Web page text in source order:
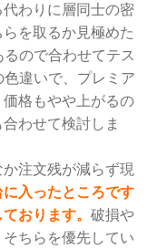
わりに層同士の密
を取るか見極めた
ので合わせてテス
色違いで、プレミア
格もやや上がるの
わせて検討しま
注文残が減らず現
に入ったところです
おります。 破損や
ちらを優先してい